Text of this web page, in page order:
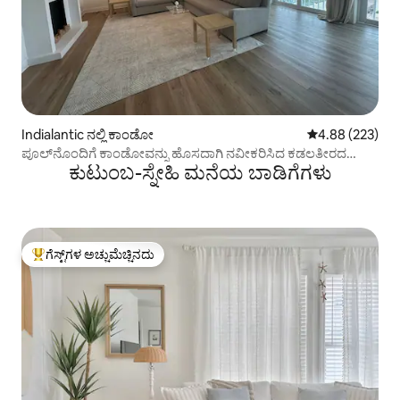
Indialantic ನಲ್ಲಿ ಕಾಂಡೋ 5 ರಲ್ಲಿ 4.88
4.88 (223)
ಪೂಲ್‌ನೊಂದಿಗೆ ಕಾಂಡೋವನ್ನು ಹೊಸದಾಗಿ ನವೀಕರಿಸಿದ ಕಡಲತೀರದ
ಮುಂಭಾಗ.ಕುಟುಂಬ-ಸ್ನೇಹಿ ಮನೆಯ ಬಾಡಿಗೆಗಳು
ಗೆಸ್ಟ್‌ಗಳಿಗೆ ಅತಿ ಹೆಚ್ಚು ಅಚ್ಚುಮೆಚ್ಚಿನದು
ಗೆಸ್ಟ್‌ಗಳ ಅಚ್ಚುಮೆಚ್ಚಿನದು